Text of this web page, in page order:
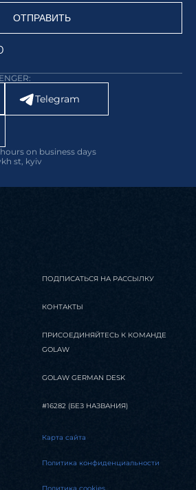
ОТПРАВИТЬ
Telegram
on business days
st, kyiv
ПОДПИСАТЬСЯ НА РАССЫЛКУ
КОНТАКТЫ
ПРИСОЕДИНЯЙТЕСЬ К КОМАНДЕ
GOLAW
GOLAW GERMAN DESK
#16282 (БЕЗ НАЗВАНИЯ)
Карта сайта
Политика конфиденциальности